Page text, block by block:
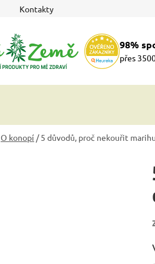
Kontakty
98%
přes
O konopí / 5 důvodů, proč nekouřit